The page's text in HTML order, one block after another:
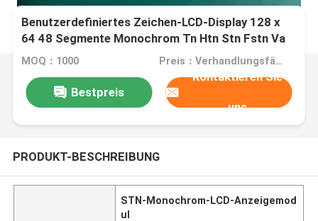
Benutzerdefiniertes Zeichen-LCD-Display 128 x
64 48 Segmente Monochrom Tn Htn Stn Fstn Va
Cog Dot LCD
MOQ：1000 Preis：Verhandlungsfähig
Bestpreis
Kontaktieren Sie
uns
PRODUKT-BESCHREIBUNG
STN-Monochrom-LCD-Anzeigemod
ul